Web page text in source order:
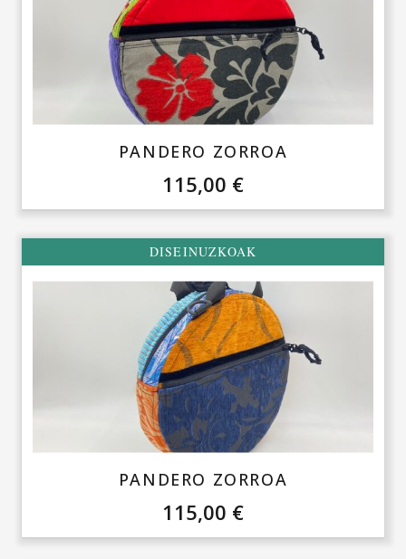
PANDERO ZORROA
115,00 €
DISEINUZKOAK
PANDERO ZORROA
115,00 €